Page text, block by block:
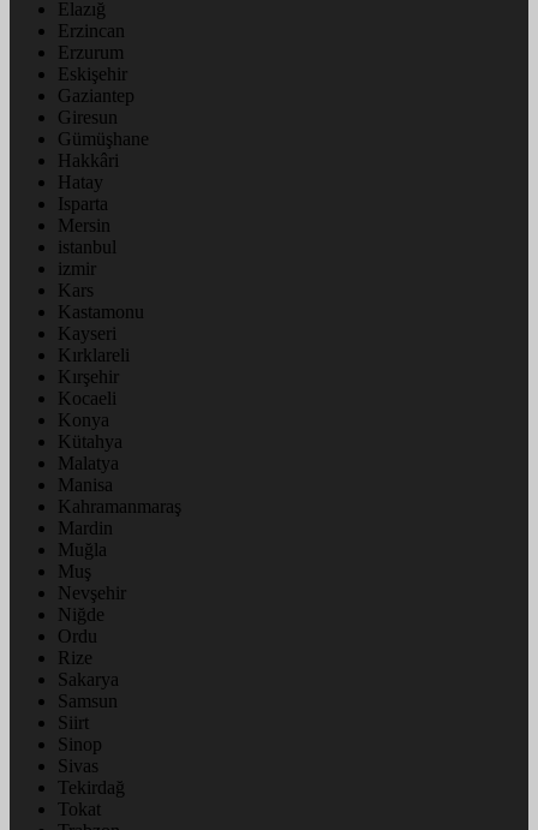
Elazığ
Erzincan
Erzurum
Eskişehir
Gaziantep
Giresun
Gümüşhane
Hakkâri
Hatay
Isparta
Mersin
istanbul
izmir
Kars
Kastamonu
Kayseri
Kırklareli
Kırşehir
Kocaeli
Konya
Kütahya
Malatya
Manisa
Kahramanmaraş
Mardin
Muğla
Muş
Nevşehir
Niğde
Ordu
Rize
Sakarya
Samsun
Siirt
Sinop
Sivas
Tekirdağ
Tokat